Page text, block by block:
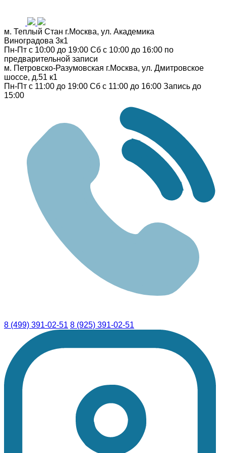
м. Теплый Стан г.Москва, ул. Академика
Виноградова 3к1
Пн-Пт с 10:00 до 19:00 Сб с 10:00 до 16:00 по
предварительной записи
м. Петровско-Разумовская г.Москва, ул. Дмитровское
шоссе, д.51 к1
Пн-Пт с 11:00 до 19:00 Сб с 11:00 до 16:00 Запись до
15:00
8 (499) 391-02-51 8 (925) 391-02-51